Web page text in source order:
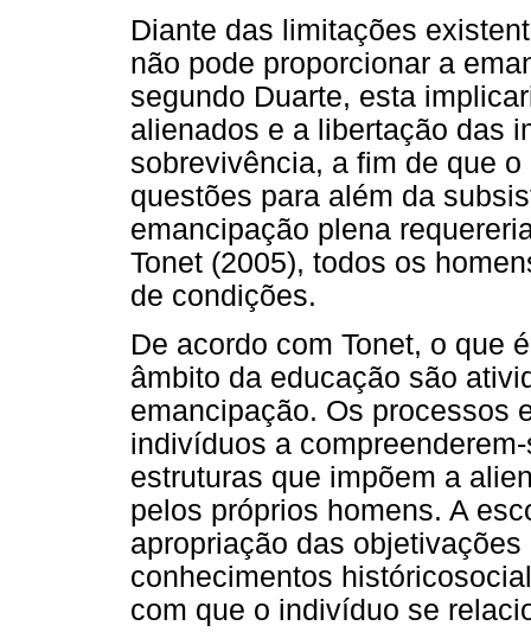
Diante das limitações
não pode proporcionar a
segundo Duarte, esta
alienados e a libertação das
sobrevivência, a fim de que
questões para além da
emancipação plena
Tonet (2005), todos os
de condições.
De acordo com Tonet, o que
âmbito da educação são
emancipação. Os processos
indivíduos a
estruturas que impõem a
pelos próprios homens. A
apropriação das
conhecimentos
com que o indivíduo se